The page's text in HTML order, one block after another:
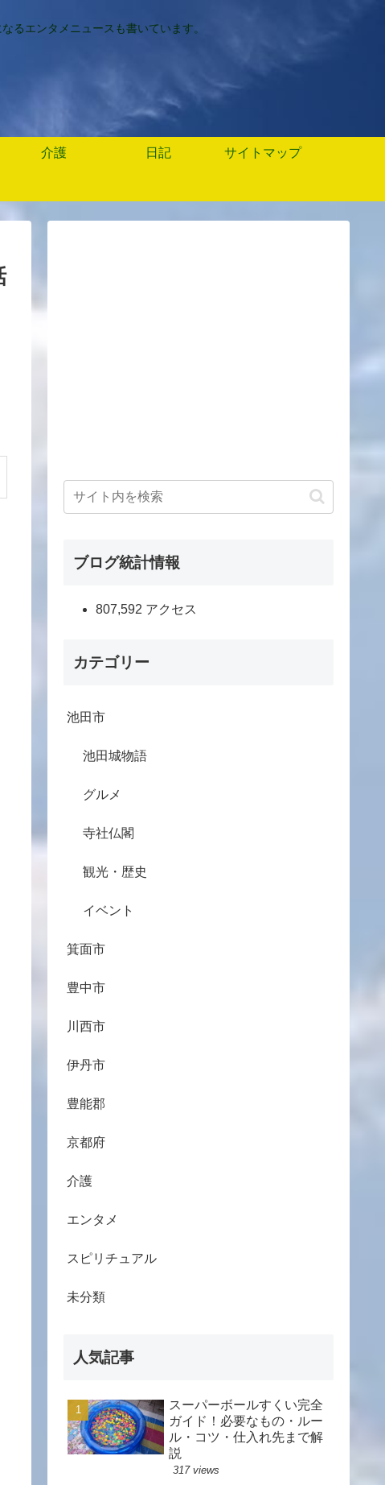
るエンタメニュースも書いています。
介護 日記 サイトマップ
ブログ統計情報
807,592 アクセス
カテゴリー
池田市
池田城物語
グルメ
寺社仏閣
観光・歴史
イベント
箕面市
豊中市
川西市
伊丹市
豊能郡
京都府
介護
エンタメ
スピリチュアル
未分類
人気記事
スーパーボールすくい完全
ガイド！必要なもの・ルー
ル・コツ・仕入れ先まで解
説
317 views